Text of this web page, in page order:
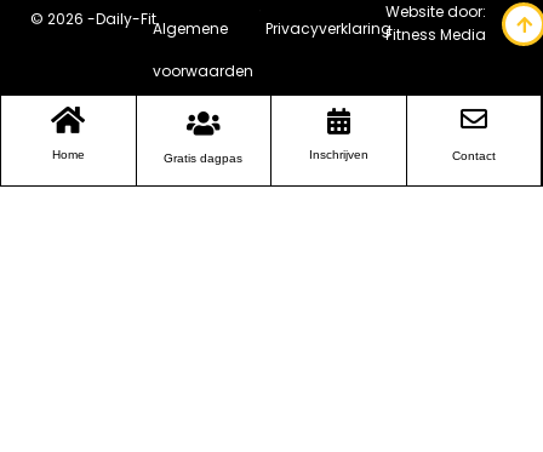
© 2026 -Daily-FitAlgemene
voorwaarden
Privacyverklaring
Website door:
Fitness Media
Home Gratis dagpas Inschrijven Contact